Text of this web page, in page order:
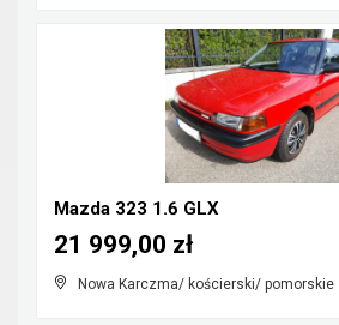
Mazda 323 1.6 GLX
Nowa Karczma/ kościerski/ pomorskie
21 999,00 zł